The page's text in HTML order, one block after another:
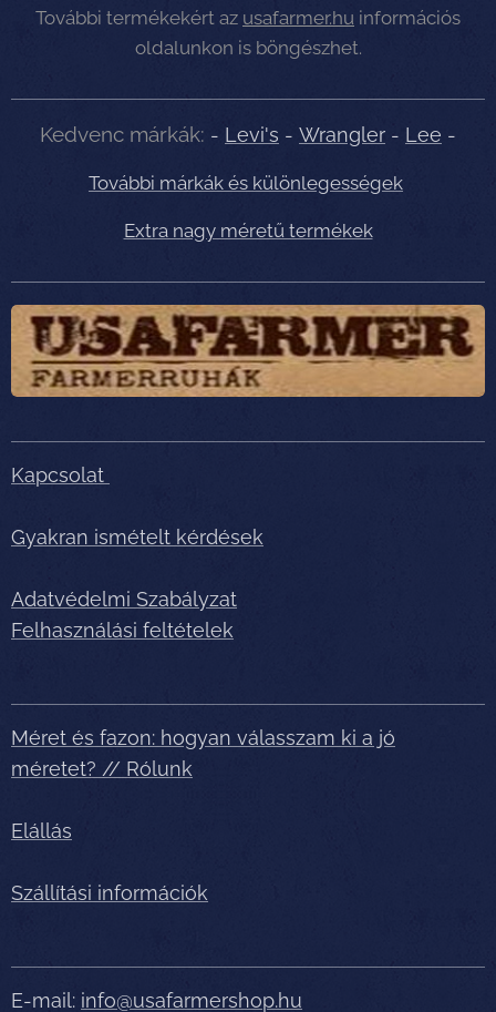
További termékekért az usafarmer.hu információs
oldalunkon is böngészhet.
Kedvenc márkák: - Levi's - Wrangler - Lee -
További márkák és különlegességek
Extra nagy méretű termékek
Kapcsolat
Gyakran ismételt kérdések
Adatvédelmi Szabályzat
Felhasználási feltételek
Méret és fazon: hogyan válasszam ki a jó
méretet? // Rólunk
Elállás
Szállítási információk
E-mail: info@usafarmershop.hu